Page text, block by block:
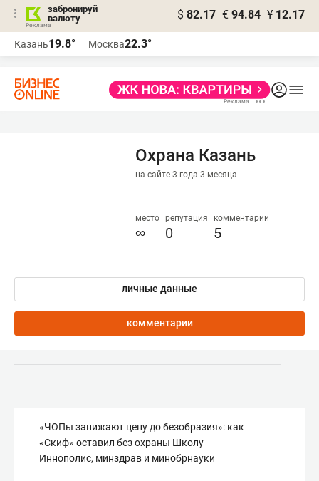
забронируй
валюту
$ 82.17 € 94.84 ¥ 12.17
Казань19.8° Москва22.3°
Охрана Казань
на сайте 3 года 3 месяца
место
∞
репутация
0
комментарии
5
личные данные
комментарии
«ЧОПы занижают цену до безобразия»: как
«Скиф» оставил без охраны Школу
Иннополис, минздрав и минобрнауки